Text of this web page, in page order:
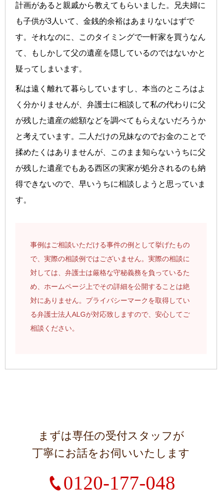
計画があると親戚から教えてもらいました。兄夫婦に
も子供が3人いて、金銭的余裕はあまりないはずで
す。それなのに、このタイミングで一軒家を買うなん
て、もしかして父の遺産を隠しているのではないかと
疑ってしまいます。
私は遠く離れて暮らしていますし、本当のところはよ
く分かりませんが、弁護士に相談して私の代わりに父
が残した遺産の総額などを調べてもらえないだろうか
と考えています。二人だけの兄妹なのでお金のことで
揉めたくはありませんが、このまま知らないうちに父
が残した遺産でもある西区の実家が処分されるのも納
得できないので、早いうちに相談しようと思っていま
す。
事例はご相談いただける事件の例として挙げたもの
で、実際の相談例ではございません。実際の相談に
対しては、弁護士は厳格な守秘義務を負っているた
め、ホームページ上でその詳細を公開することは絶
対にありません。プライバシーマークを取得してい
る弁護士法人ALGが対応致しますので、安心してご
相談ください。
まずは専任の受付スタッフが
丁寧にお話をお伺いいたします
0120-177-048